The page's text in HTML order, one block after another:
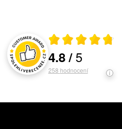
Hodnocení a recenze
Průměrné hodnocení 4.8 z 5
4.8/5
258 hodnocení